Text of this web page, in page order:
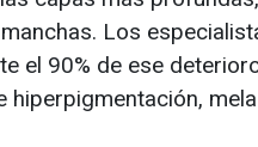
Los
el 90% de ese
hiperpigmentación,